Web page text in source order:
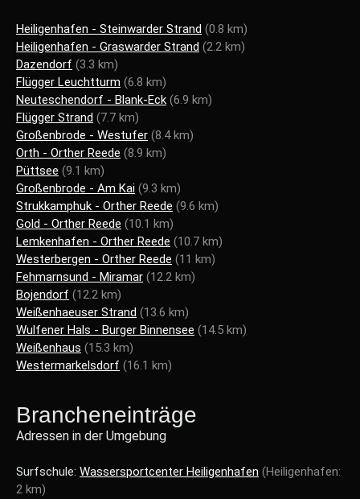
Heiligenhafen - Steinwarder Strand (0.8 km)
Heiligenhafen - Graswarder Strand (2.2 km)
Dazendorf (3.3 km)
Flügger Leuchtturm (6.8 km)
Neuteschendorf - Blank-Eck (6.9 km)
Flügger Strand (7.7 km)
Großenbrode - Westufer (8.4 km)
Orth - Orther Reede (8.9 km)
Püttsee (9.1 km)
Großenbrode - Am Kai (9.3 km)
Strukkamphuk - Orther Reede (9.6 km)
Gold - Orther Reede (10.1 km)
Lemkenhafen - Orther Reede (10.7 km)
Westerbergen - Orther Reede (11 km)
Fehmarnsund - Miramar (12.2 km)
Bojendorf (12.2 km)
Weißenhaeuser Strand (13.6 km)
Wulfener Hals - Burger Binnensee (14.5 km)
Weißenhaus (15.3 km)
Westermarkelsdorf (16.1 km)
Brancheneinträge
Adressen in der Umgebung
Surfschule: Wassersportcenter Heiligenhafen (Heiligenhafen:
2 km)